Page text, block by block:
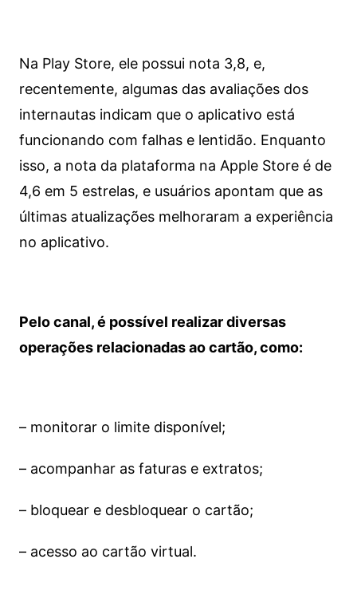
Na Play Store, ele possui nota 3,8, e,
recentemente, algumas das avaliações dos
internautas indicam que o aplicativo está
funcionando com falhas e lentidão. Enquanto
isso, a nota da plataforma na Apple Store é de
4,6 em 5 estrelas, e usuários apontam que as
últimas atualizações melhoraram a experiência
no aplicativo.
Pelo canal, é possível realizar diversas
operações relacionadas ao cartão, como:
– monitorar o limite disponível;
– acompanhar as faturas e extratos;
– bloquear e desbloquear o cartão;
– acesso ao cartão virtual.